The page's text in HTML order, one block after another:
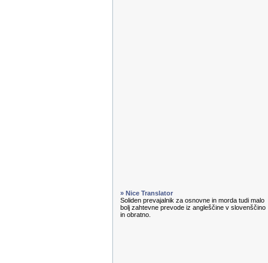
» Nice Translator
Soliden prevajalnik za osnovne in morda tudi malo
bolj zahtevne prevode iz angleščine v slovenščino
in obratno.